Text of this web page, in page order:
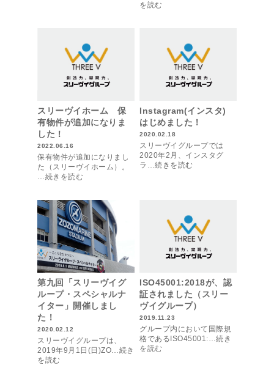
を読む
スリーヴイホーム 保
有物件が追加になりま
した！
2022.06.16
保有物件が追加になりまし
た（スリーヴイホーム）。
…続きを読む
Instagram(インスタ)
はじめました！
2020.02.18
スリーヴイグループでは
2020年2月、インスタグ
ラ…続きを読む
第九回「スリーヴイグ
ループ・スペシャルナ
イター」開催しまし
た！
2020.02.12
スリーヴイグループは、
2019年9月1日(日)ZO…続き
を読む
ISO45001:2018が、認
証されました（スリー
ヴイグループ）
2019.11.23
グループ内において国際規
格であるISO45001:…続き
を読む